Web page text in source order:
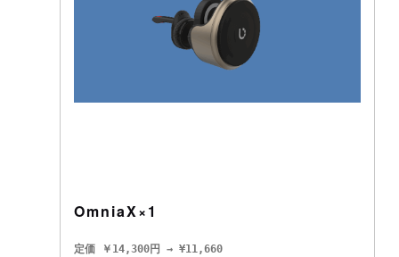
OmniaX×1
定価 ￥14,300円 → ¥11,660